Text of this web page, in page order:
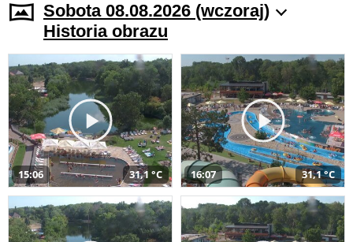
Sobota 08.08.2026 (wczoraj)
Historia obrazu
15:06 31,1 °C 16:07 31,1 °C